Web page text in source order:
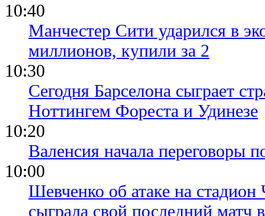
10:40
Манчестер Сити ударился в
миллионов, купили за 2
10:30
Сегодня Барселона сыграет
Ноттингем Фореста и Удинезе
10:20
Валенсия начала переговоры
10:00
Шевченко об атаке на
сыграла свой последний матч